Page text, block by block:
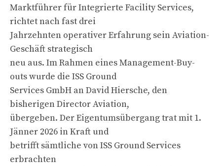
Marktführer für Integrierte Facility Services,
richtet nach fast drei
Jahrzehnten operativer Erfahrung sein Aviation-
Geschäft strategisch
neu aus. Im Rahmen eines Management-Buy-
outs wurde die ISS Ground
Services GmbH an David Hiersche, den
bisherigen Director Aviation,
übergeben. Der Eigentumsübergang trat mit 1.
Jänner 2026 in Kraft und
betrifft sämtliche von ISS Ground Services
erbrachten